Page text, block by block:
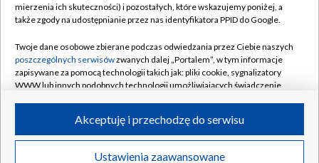
Naziemna Telewizja Cyfrowa
Rada Programowa
System NOS
Informacje o nadawcy
Program dla prasy
Pomoc
Kontakt
Kanały
©2026 Telewizja Polska S.A. w likwidacji
mierzenia ich skuteczności) i pozostałych, które wskazujemy poniżej, a
także zgody na udostępnianie przez nas identyfikatora PPID do Google.
Twoje dane osobowe zbierane podczas odwiedzania przez Ciebie naszych
poszczególnych serwisówzwanych dalej „Portalem”, w tym informacje
zapisywane za pomocą technologii takich jak: pliki cookie, sygnalizatory
WWW lub innych podobnych technologii umożliwiających świadczenie
ruchu w Internecie.
Twoje dane osobowe zbierane podczas odwiedzania przez Ciebie
Ustawienia zaawansowane
Akceptuję i przechodzę do serwisu